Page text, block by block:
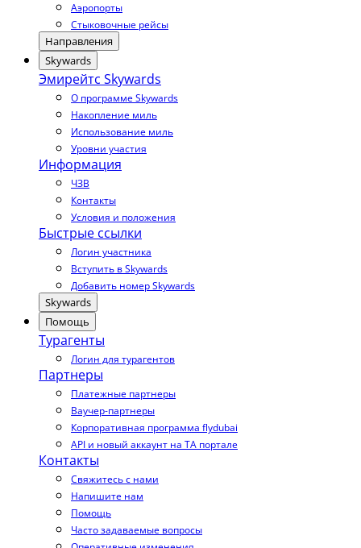
Аэропорты
Стыковочные рейсы
Направления
Skywards
Эмирейтс Skywards
О программе Skywards
Накопление миль
Использование миль
Уровни участия
Информация
ЧЗВ
Контакты
Условия и положения
Быстрые ссылки
Логин участника
Вступить в Skywards
Добавить номер Skywards
Skywards
Помощь
Турагенты
Логин для турагентов
Партнеры
Платежные партнеры
Ваучер-партнеры
Корпоративная программа flydubai
API и новый аккаунт на TA портале
Контакты
Свяжитесь с нами
Напишите нам
Помощь
Часто задаваемые вопросы